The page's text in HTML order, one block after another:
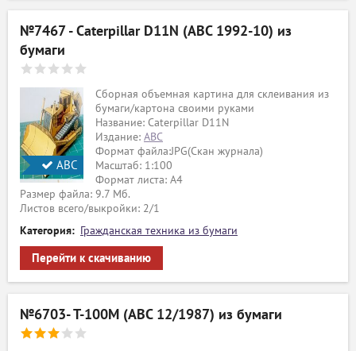
№7467 - Caterpillar D11N (АВС 1992-10) из
бумаги
АВС
Сборная объемная картина для склеивания из
бумаги/картона своими руками
Название: Caterpillar D11N
Издание: ABC
Формат файла:JPG(Скан журнала)
Масштаб: 1:100
Формат листа: А4
Размер файла: 9.7 Мб.
Листов всего/выкройки: 2/1
Категория: Гражданская техника из бумаги
Перейти к скачиванию
№6703- T-100M (ABC 12/1987) из бумаги